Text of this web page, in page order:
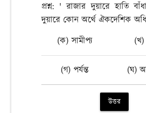
প্রশ্ন: ' রাজার দুয়ারে হাতি
দুয়ারে কোন অর্থে ঐকদেশিক
(ক) সামীপ্য
(খ)
(গ) পর্যন্ত (ঘ)
উত্তর